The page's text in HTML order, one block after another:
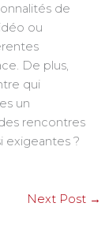
de
ou
De plus,
qui
un
rencontres
exigeantes ?
Next Post →